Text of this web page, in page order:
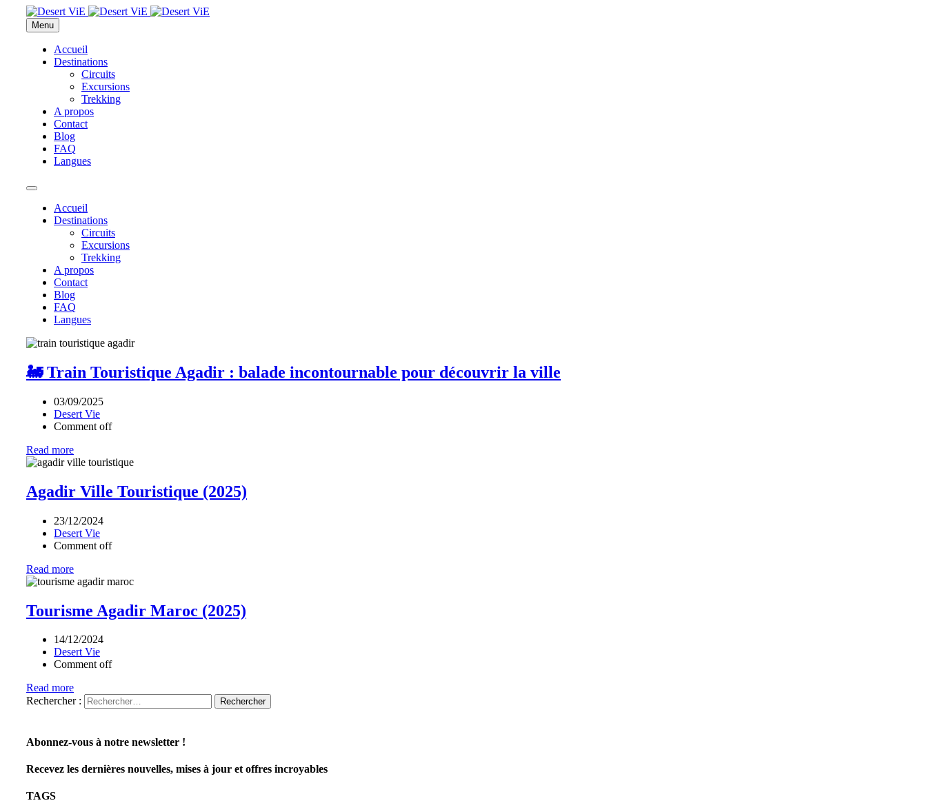
Menu
Accueil
Destinations
Circuits
Excursions
Trekking
A propos
Contact
Blog
FAQ
Langues
Accueil
Destinations
Circuits
Excursions
Trekking
A propos
Contact
Blog
FAQ
Langues
🚂 Train Touristique Agadir : balade incontournable pour découvrir la ville
03/09/2025
Desert Vie
Comment off
Read more
Agadir Ville Touristique (2025)
23/12/2024
Desert Vie
Comment off
Read more
Tourisme Agadir Maroc (2025)
14/12/2024
Desert Vie
Comment off
Read more
Rechercher :
Abonnez-vous à notre newsletter !
Recevez les dernières nouvelles, mises à jour et offres incroyables
TAGS